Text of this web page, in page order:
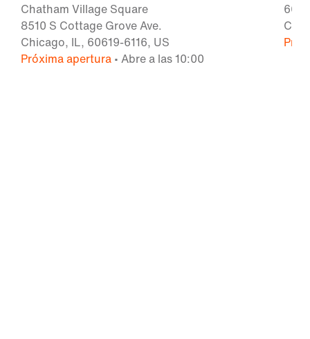
Chatham Village Square
8510 S Cottage Grove Ave.
Chicago, IL, 60619-6116, US
Próxima apertura • Abre a las 10:00
669